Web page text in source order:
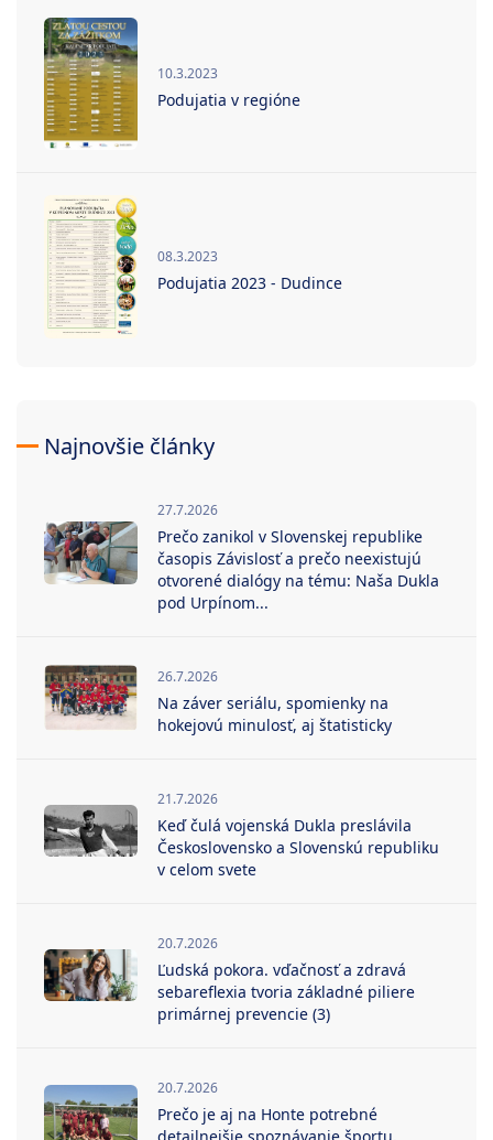
10.3.2023
Podujatia v regióne
08.3.2023
Podujatia 2023 - Dudince
Najnovšie články
27.7.2026
Prečo zanikol v Slovenskej republike
časopis Závislosť a prečo neexistujú
otvorené dialógy na tému: Naša Dukla
pod Urpínom...
26.7.2026
Na záver seriálu, spomienky na
hokejovú minulosť, aj štatisticky
21.7.2026
Keď čulá vojenská Dukla preslávila
Československo a Slovenskú republiku
v celom svete
20.7.2026
Ľudská pokora. vďačnosť a zdravá
sebareflexia tvoria základné piliere
primárnej prevencie (3)
20.7.2026
Prečo je aj na Honte potrebné
detailnejšie spoznávanie športu,